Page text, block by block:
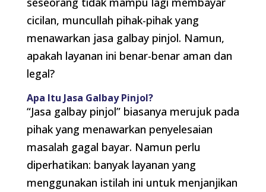
cicilan, muncullah pihak-pihak yang
menawarkan jasa galbay pinjol. Namun,
apakah layanan ini benar-benar aman dan
legal?
Apa Itu Jasa Galbay Pinjol?
“Jasa galbay pinjol” biasanya merujuk pada
pihak yang menawarkan penyelesaian
masalah gagal bayar. Namun perlu
diperhatikan: banyak layanan yang
menggunakan istilah ini untuk menjanjikan